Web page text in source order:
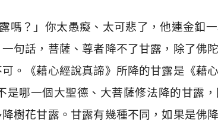
嗎？」你太愚癡、太可悲了，他連金釦
句話，菩薩、尊者降不了甘露，除了佛
。《藉心經說真諦》所降的甘露是《藉
哪一個大聖德、大菩薩修法降的甘露
樹花甘露。甘露有幾種不同，如果是佛